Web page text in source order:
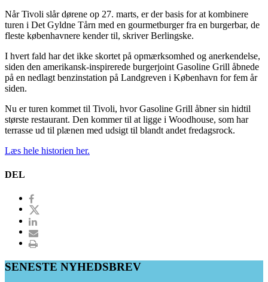
Når Tivoli slår dørene op 27. marts, er der basis for at kombinere
turen i Det Gyldne Tårn med en gourmetburger fra en burgerbar, de
fleste københavnere kender til, skriver Berlingske.
I hvert fald har det ikke skortet på opmærksomhed og anerkendelse,
siden den amerikansk-inspirerede burgerjoint Gasoline Grill åbnede
på en nedlagt benzinstation på Landgreven i København for fem år
siden.
Nu er turen kommet til Tivoli, hvor Gasoline Grill åbner sin hidtil
største restaurant. Den kommer til at ligge i Woodhouse, som har
terrasse ud til plænen med udsigt til blandt andet fredagsrock.
Læs hele historien her.
DEL
SENESTE NYHEDSBREV